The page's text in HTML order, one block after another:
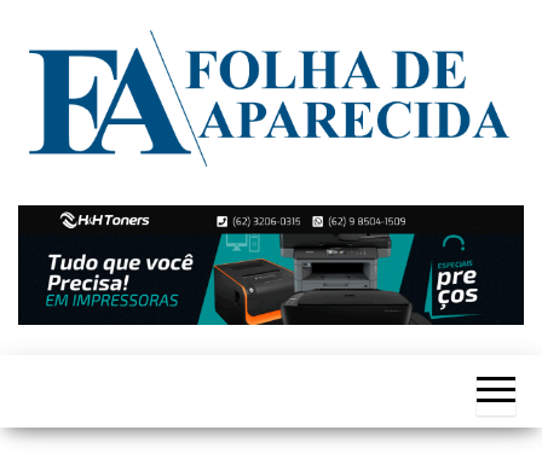
Folha de
Aparecida
Notícias
de
Aparecida
de
Goiânia